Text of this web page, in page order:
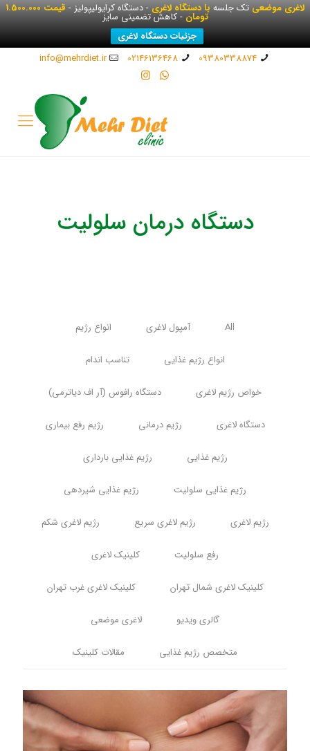
لاغری موضعیتک جلسهبا دستگاه لاغری- دستگاه کرایولیپولیز - قیمت 1.500.000
تومان- کاهش تضمینی سایز
جزئیات دستگاه لاغری
09380338874
02146136468
info@mehrdiet.ir
دستگاه درمان سلولیت
All آمپول لاغری انواع رژیم
انواع رژیم غذایی تناسب اندام
خواص رژیم لاغری دستگاه رافوس (آر اف دیاترمی)
دستگاه لاغری رژیم درمانی رژیم رفع بیماری
رژیم غذایی رژیم غذایی بارداری
رژیم غذایی سلولیت رژیم غذایی شیردهی
رژیم لاغری رژیم لاغری سریع رژیم لاغری شکم
رفع سلولیت کلینیک لاغری
کلینیک لاغری شمال تهران کلینیک لاغری غرب تهران
گالری ویدیو لاغری موضعی
متخصص رژیم غذایی مقالات کلینیک